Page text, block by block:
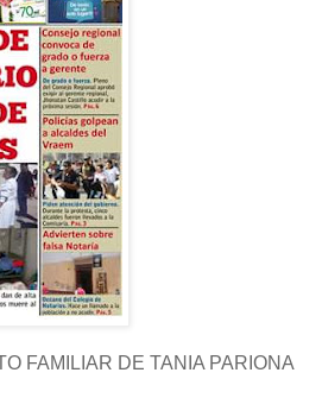
FAMILIAR DE TANIA PARIONA